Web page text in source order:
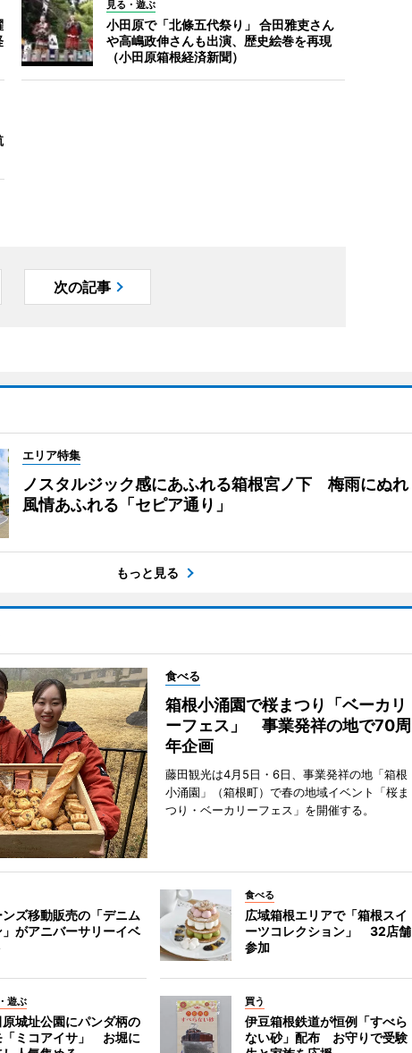
見る・遊ぶ
小田原で「北條五代祭り」 合田雅吏さん
や高嶋政伸さんも出演、歴史絵巻を再現
（小田原箱根経済新聞）
次の記事
エリア特集
ノスタルジック感にあふれる箱根宮ノ下 梅雨にぬれ
風情あふれる「セピア通り」
もっと見る
食べる
箱根小涌園で桜まつり「ベーカリ
ーフェス」 事業発祥の地で70周
年企画
藤田観光は4月5日・6日、事業発祥の地「箱根
小涌園」（箱根町）で春の地域イベント「桜ま
つり・ベーカリーフェス」を開催する。
ンズ移動販売の「デニム
」がアニバーサリーイベ
食べる
広域箱根エリアで「箱根スイ
ーツコレクション」 32店舗
参加
遊ぶ
城址公園にパンダ柄の
「ミコアイサ」 お堀に
買う
伊豆箱根鉄道が恒例「すべら
ない砂」配布 お守りで受験